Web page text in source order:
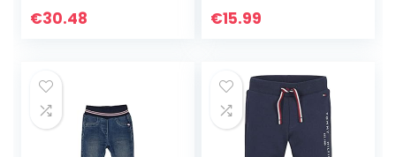
€30.48 €15.99